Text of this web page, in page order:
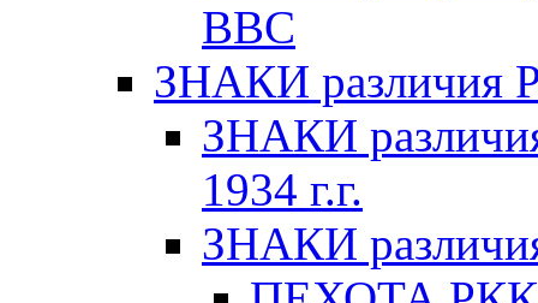
ВВС
ЗНАКИ различия
ЗНАКИ
1934 г.г.
ЗНАКИ